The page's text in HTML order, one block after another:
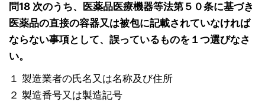
問18 次のうち、医薬品医療機器等法第５０条に基づき
医薬品の直接の容器又は被包に記載されていなければ
ならない事項として、誤っているものを１つ選びなさ
い。
１ 製造業者の氏名又は名称及び住所
２ 製造番号又は製造記号